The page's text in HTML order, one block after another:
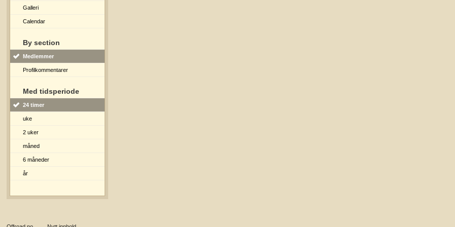
Galleri
Calendar
By section
Medlemmer
Profilkommentarer
Med tidsperiode
24 timer
uke
2 uker
måned
6 måneder
år